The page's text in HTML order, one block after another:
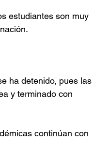
estudiantes son muy
ha detenido, pues las
y terminado con
continúan con